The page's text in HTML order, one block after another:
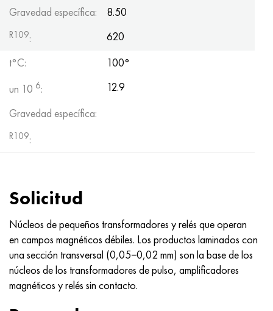
Gravedad específica:
8.50
R109:
620
t°C:
100°
un 10 6:
12.9
Gravedad específica:
R109:
Solicitud
Núcleos de pequeños transformadores y relés que operan
en campos magnéticos débiles. Los productos laminados con
una sección transversal (0,05−0,02 mm) son la base de los
núcleos de los transformadores de pulso, amplificadores
magnéticos y relés sin contacto.